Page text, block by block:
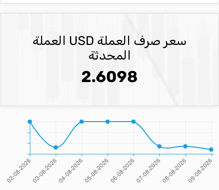
سعر صرف العملة USD العملة
المحدثة
2.6098